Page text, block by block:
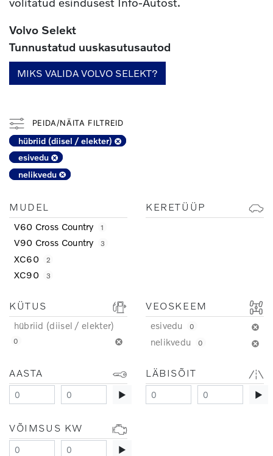
Volvo Selekt
Tunnustatud uuskasutusautod
MIKS VALIDA VOLVO SELEKT?
PEIDA/NÄITA FILTREID
hübriid (diisel / elekter)
esivedu
nelikvedu
MUDEL
V60 Cross Country 1
V90 Cross Country 3
XC60 2
XC90 3
KERETÜÜP
KÜTUS
hübriid (diisel / elekter)
0
VEOSKEEM
esivedu 0
nelikvedu 0
AASTA
▶
LÄBISÕIT
▶
VÕIMSUS KW
▶